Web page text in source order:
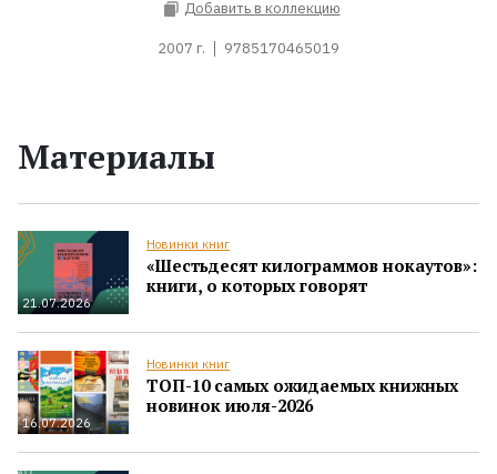
Добавить в коллекцию
2007 г. 9785170465019
Материалы
21.07.2026
Новинки книг
«Шестьдесят килограммов нокаутов»:
книги, о которых говорят
16.07.2026
Новинки книг
ТОП-10 самых ожидаемых книжных
новинок июля-2026